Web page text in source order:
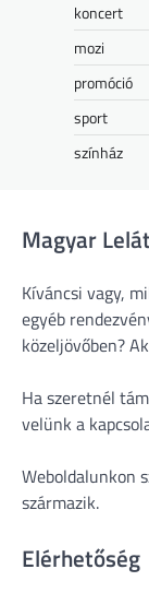
koncert
mozi
promóció
sport
színház
Magyar
Kíváncsi vagy,
egyéb
közeljövőben?
Ha szeretnél
velünk a
Weboldalunkon
származik.
Elérhetőség